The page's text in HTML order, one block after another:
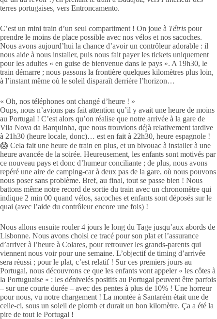
terres portugaises, vers Entroncamento.
C’est un mini train d’un seul compartiment ! On joue à Tétris pour
prendre le moins de place possible avec nos vélos et nos sacoches.
Nous avons aujourd’hui la chance d’avoir un contrôleur adorable : il
nous aide à nous installer, puis nous fait payer les tickets uniquement
pour les adultes « en guise de bienvenue dans le pays ». A 19h30, le
train démarre ; nous passons la frontière quelques kilomètres plus loin,
à l’instant même où le soleil disparaît derrière l’horizon…
« Oh, nos téléphones ont changé d’heure ! »
Oups, nous n’avions pas fait attention qu’il y avait une heure de moins
au Portugal ! C’est alors qu’on réalise que notre arrivée à la gare de
Vila Nova da Barquinha, que nous trouvions déjà relativement tardive
à 21h30 (heure locale, donc)… est en fait à 22h30, heure espagnole !
😱 Cela fait une heure de train en plus, et un bivouac à installer à une
heure avancée de la soirée. Heureusement, les enfants sont motivés par
ce nouveau pays et donc d’humeur conciliante ; de plus, nous avons
repéré une aire de camping-car à deux pas de la gare, où nous pouvons
nous poser sans problème. Bref, au final, tout se passe bien ! Nous
battons même notre record de sortie du train avec un chronomètre qui
indique 2 min 00 quand vélos, sacoches et enfants sont déposés sur le
quai (avec l’aide du contrôleur encore une fois) !
Nous allons ensuite rouler 4 jours le long du Tage jusqu’aux abords de
Lisbonne. Nous avons choisi ce tracé pour son plat et l’assurance
d’arriver à l’heure à Colares, pour retrouver les grands-parents qui
viennent nous voir pour une semaine. L’objectif de timing d’arrivée
sera réussi ; pour le plat, c’est relatif ! Sur ces premiers jours au
Portugal, nous découvrons ce que les enfants vont appeler « les côtes à
la Portuguaise » : les dénivelés positifs au Portugal peuvent être parfois
– sur une courte durée – avec des pentes à plus de 10% ! Une horreur
pour nous, vu notre chargement ! La montée à Santarém était une de
celle-ci, sous un soleil de plomb et durait un bon kilomètre. Ça a été la
pire de tout le Portugal !